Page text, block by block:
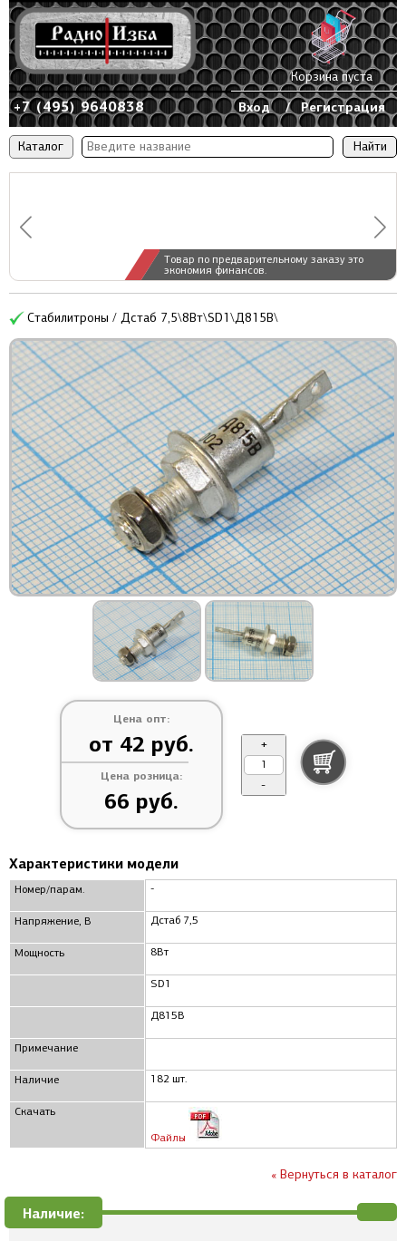
Каталог
Товар по предварительному заказу это
экономия финансов.
+7 (495) 9640838 Вход / Регистрация
Корзина пуста
Стабилитроны / Дстаб 7,5\8Вт\SD1\Д815В\
Цена опт:
от 42 руб.
Цена розница:
66 руб.
+
-
Характеристики модели
Номер/парам.
Напряжение, В
Мощность
Примечание
Наличие
Скачать
-
Дстаб 7,5
8Вт
SD1
Д815В
182 шт.
Файлы
« Вернуться в каталог
Наличие: